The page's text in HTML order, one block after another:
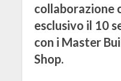
collaborazione
esclusivo il 10
con i Master
Shop.